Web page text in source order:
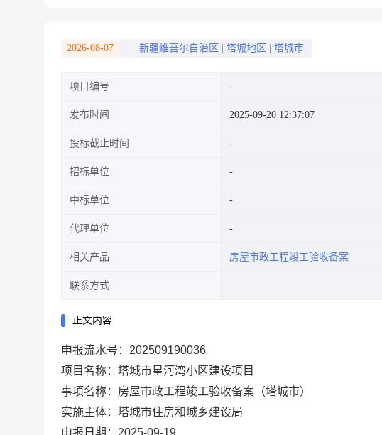
2026-08-07 新疆维吾尔自治区 塔城地区 塔城市
项目编号
发布时间 2025-09-20 12:37:07
投标截止时间
招标单位
中标单位
代理单位
相关产品 房屋市政工程竣工验收备案
联系方式
正文内容
申报流水号：202509190036
项目名称：塔城市星河湾小区建设项目
事项名称：房屋市政工程竣工验收备案（塔城市）
实施主体：塔城市住房和城乡建设局
申报日期：2025-09-19